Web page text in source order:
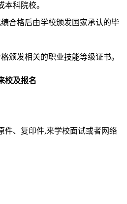
科院校。
合格后由学校颁发国家承认的毕
颁发相关的职业技能等级证书。
校及报名
件、复印件,来学校面试或者网络